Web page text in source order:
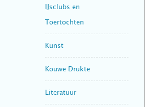
IJsclubs en
Toertochten
Kunst
Kouwe Drukte
Literatuur